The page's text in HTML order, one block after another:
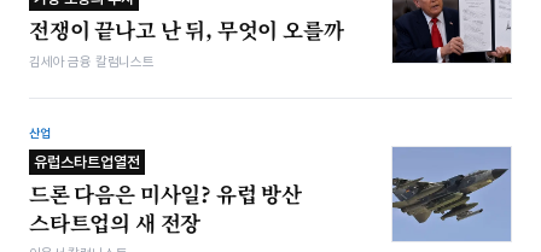
전쟁이 끝나고 난 뒤, 무엇이 오를까
김세아 금융 칼럼니스트
산업
유럽스타트업열전
드론 다음은 미사일? 유럽 방산
스타트업의 새 전장